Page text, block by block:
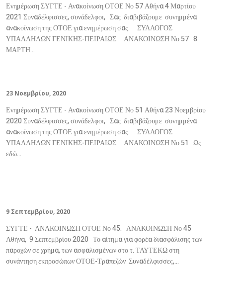
Ενημέρωση ΣΥΓΤΕ - Ανακοίνωση ΟΤΟΕ Νο 57 Αθήνα 4 Μαρτίου
2021 Συναδέλφισσες, συνάδελφοι, Σας διαβιβάζουμε συνημμένα
ανακοίνωση της ΟΤΟΕ για ενημέρωση σας. ΣΥΛΛΟΓΟΣ
ΥΠΑΛΛΗΛΩΝ ΓΕΝΙΚΗΣ-ΠΕΙΡΑΙΩΣ ΑΝΑΚΟΙΝΩΣΗ Νο 57 8
ΜΑΡΤΗ...
23 Νοεμβρίου, 2020
Ενημέρωση ΣΥΓΤΕ - Ανακοίνωση ΟΤΟΕ Νο 51 Αθήνα 23 Νοεμβρίου
2020 Συναδέλφισσες, συνάδελφοι, Σας διαβιβάζουμε συνημμένα
ανακοίνωση της ΟΤΟΕ για ενημέρωση σας. ΣΥΛΛΟΓΟΣ
ΥΠΑΛΛΗΛΩΝ ΓΕΝΙΚΗΣ-ΠΕΙΡΑΙΩΣ ΑΝΑΚΟΙΝΩΣΗ Νο 51 Ως
εδώ...
9 Σεπτεμβρίου, 2020
ΣΥΓΤΕ - ΑΝΑΚΟΙΝΩΣΗ ΟΤΟΕ Νο 45. ΑΝΑΚΟΙΝΩΣΗ Νο 45
Αθήνα, 9 Σεπτεμβρίου 2020 Το αίτημα για φορέα διασφάλισης των
παροχών σε χρήμα, των ασφαλισμένων στο τ. ΤΑΥΤΕΚΩ στη
συνάντηση εκπροσώπων ΟΤΟΕ-Τραπεζών Συναδέλφισσες,...